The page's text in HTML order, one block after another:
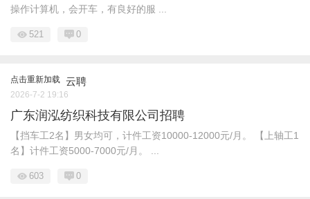
操作计算机，会开车，有良好的服 ...
521 0
点击重新加载 云聘
2026-7-2 19:16
广东润泓纺织科技有限公司招聘
【挡车工2名】男女均可，计件工资10000-12000元/月。 【上轴工1
名】计件工资5000-7000元/月。 ...
603 0